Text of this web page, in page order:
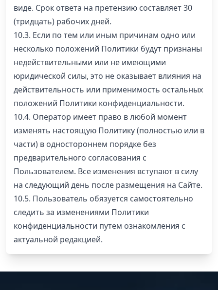
виде. Срок ответа на претензию составляет 30
(тридцать) рабочих дней.
10.3. Если по тем или иным причинам одно или
несколько положений Политики будут признаны
недействительными или не имеющими
юридической силы, это не оказывает влияния на
действительность или применимость остальных
положений Политики конфиденциальности.
10.4. Оператор имеет право в любой момент
изменять настоящую Политику (полностью или в
части) в одностороннем порядке без
предварительного согласования с
Пользователем. Все изменения вступают в силу
на следующий день после размещения на Сайте.
10.5. Пользователь обязуется самостоятельно
следить за изменениями Политики
конфиденциальности путем ознакомления с
актуальной редакцией.